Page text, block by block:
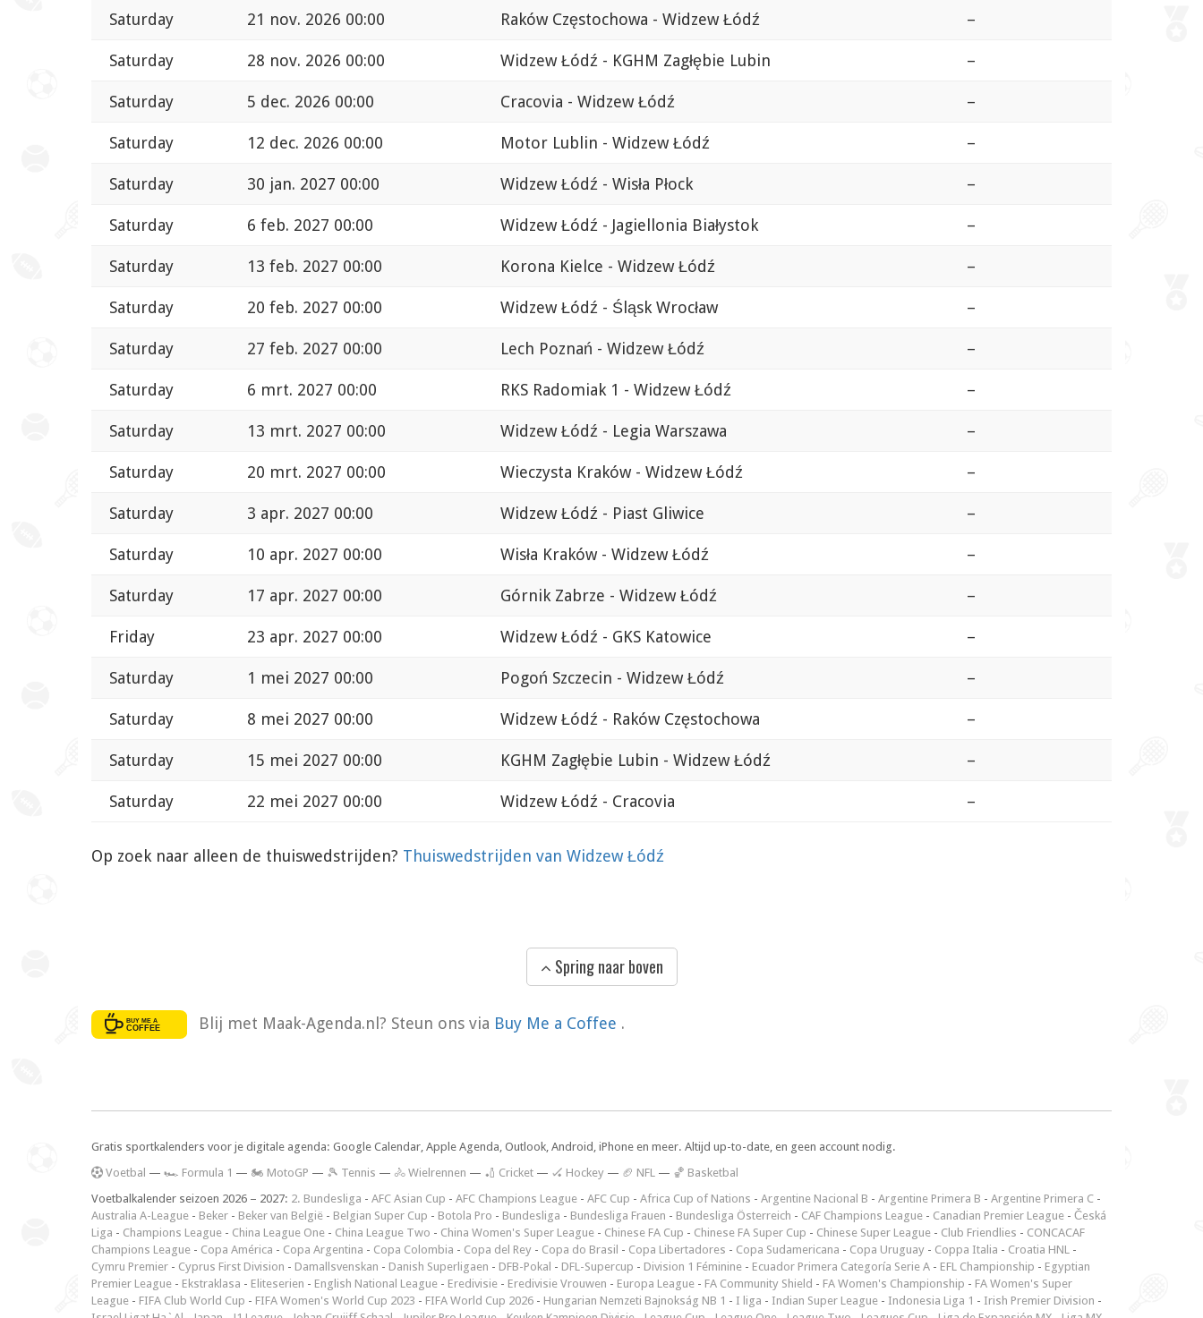
Saturday 21 nov. 2026 00:00 Raków Częstochowa - Widzew Łódź –
Saturday 28 nov. 2026 00:00 Widzew Łódź - KGHM Zagłębie Lubin –
Saturday 5 dec. 2026 00:00 Cracovia - Widzew Łódź –
Saturday 12 dec. 2026 00:00 Motor Lublin - Widzew Łódź –
Saturday 30 jan. 2027 00:00 Widzew Łódź - Wisła Płock –
Saturday 6 feb. 2027 00:00 Widzew Łódź - Jagiellonia Białystok –
Saturday 13 feb. 2027 00:00 Korona Kielce - Widzew Łódź –
Saturday 20 feb. 2027 00:00 Widzew Łódź - Śląsk Wrocław –
Saturday 27 feb. 2027 00:00 Lech Poznań - Widzew Łódź –
Saturday 6 mrt. 2027 00:00 RKS Radomiak 1 - Widzew Łódź –
Saturday 13 mrt. 2027 00:00 Widzew Łódź - Legia Warszawa –
Saturday 20 mrt. 2027 00:00 Wieczysta Kraków - Widzew Łódź –
Saturday 3 apr. 2027 00:00 Widzew Łódź - Piast Gliwice –
Saturday 10 apr. 2027 00:00 Wisła Kraków - Widzew Łódź –
Saturday 17 apr. 2027 00:00 Górnik Zabrze - Widzew Łódź –
Friday 23 apr. 2027 00:00 Widzew Łódź - GKS Katowice –
Saturday 1 mei 2027 00:00 Pogoń Szczecin - Widzew Łódź –
Saturday 8 mei 2027 00:00 Widzew Łódź - Raków Częstochowa –
Saturday 15 mei 2027 00:00 KGHM Zagłębie Lubin - Widzew Łódź –
Saturday 22 mei 2027 00:00 Widzew Łódź - Cracovia –
Op zoek naar alleen de thuiswedstrijden? Thuiswedstrijden van Widzew Łódź
Spring naar boven
Blij met Maak-Agenda.nl? Steun ons via Buy Me a Coffee .
Gratis sportkalenders voor je digitale agenda: Google Calendar, Apple Agenda, Outlook, Android, iPhone en meer. Altijd up-to-date, en geen account nodig.
Voetbal — 🏎️ Formula 1 — 🏍 MotoGP — 🎾 Tennis — 🚴 Wielrennen — 🏏 Cricket — 🏑 Hockey — 🏈 NFL — 🏀 Basketbal
Voetbalkalender seizoen 2026 – 2027: 2. Bundesliga - AFC Asian Cup - AFC Champions League - AFC Cup - Africa Cup of Nations - Argentine Nacional B - Argentine Primera B - Argentine Primera C -
Australia A-League - Beker - Beker van België - Belgian Super Cup - Botola Pro - Bundesliga - Bundesliga Frauen - Bundesliga Österreich - CAF Champions League - Canadian Premier League - Česká
Liga - Champions League - China League One - China League Two - China Women's Super League - Chinese FA Cup - Chinese FA Super Cup - Chinese Super League - Club Friendlies - CONCACAF
Champions League - Copa América - Copa Argentina - Copa Colombia - Copa del Rey - Copa do Brasil - Copa Libertadores - Copa Sudamericana - Copa Uruguay - Coppa Italia - Croatia HNL -
Cymru Premier - Cyprus First Division - Damallsvenskan - Danish Superligaen - DFB-Pokal - DFL-Supercup - Division 1 Féminine - Ecuador Primera Categoría Serie A - EFL Championship - Egyptian
Premier League - Ekstraklasa - Eliteserien - English National League - Eredivisie - Eredivisie Vrouwen - Europa League - FA Community Shield - FA Women's Championship - FA Women's Super
League - FIFA Club World Cup - FIFA Women's World Cup 2023 - FIFA World Cup 2026 - Hungarian Nemzeti Bajnokság NB 1 - I liga - Indian Super League - Indonesia Liga 1 - Irish Premier Division -